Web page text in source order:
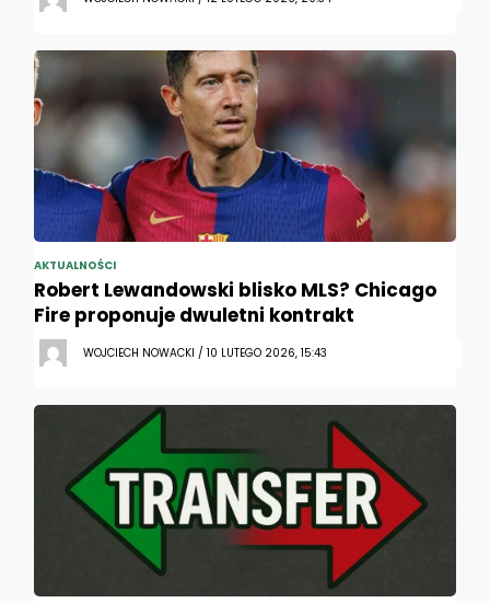
AKTUALNOŚCI
Robert Lewandowski blisko MLS? Chicago
Fire proponuje dwuletni kontrakt
WOJCIECH NOWACKI / 10 LUTEGO 2026, 15:43